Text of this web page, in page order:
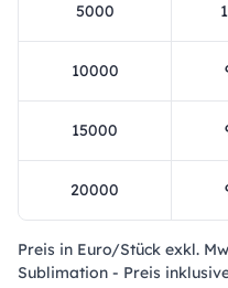
5000
10000
15000
20000
Preis in Euro/Stück exkl.
Sublimation - Preis